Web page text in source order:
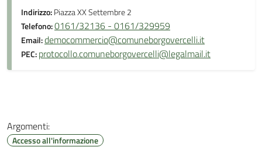
Indirizzo:Piazza XX Settembre 2
Telefono:0161/32136 - 0161/329959
Email:democommercio@comuneborgovercelli.it
PEC:protocollo.comuneborgovercelli@legalmail.it
Argomenti:
Accesso all'informazione